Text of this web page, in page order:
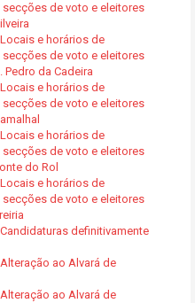
de voto e eleitores
e horários de
de voto e eleitores
Pedro da Cadeira
e horários de
de voto e eleitores
e horários de
de voto e eleitores
do Rol
e horários de
de voto e eleitores
definitivamente
ao Alvará de
ao Alvará de